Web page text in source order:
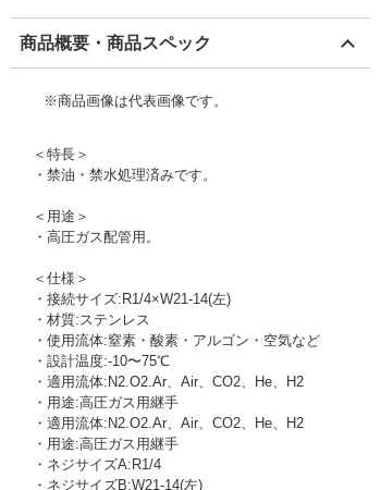
商品概要・商品スペック
※商品画像は代表画像です。
＜特長＞
・禁油・禁水処理済みです。
＜用途＞
・高圧ガス配管用。
＜仕様＞
・接続サイズ:R1/4×W21-14(左)
・材質:ステンレス
・使用流体:窒素・酸素・アルゴン・空気など
・設計温度:-10〜75℃
・適用流体:N2.O2.Ar、Air、CO2、He、H2
・用途:高圧ガス用継手
・適用流体:N2.O2.Ar、Air、CO2、He、H2
・用途:高圧ガス用継手
・ネジサイズA:R1/4
・ネジサイズB:W21-14(左)